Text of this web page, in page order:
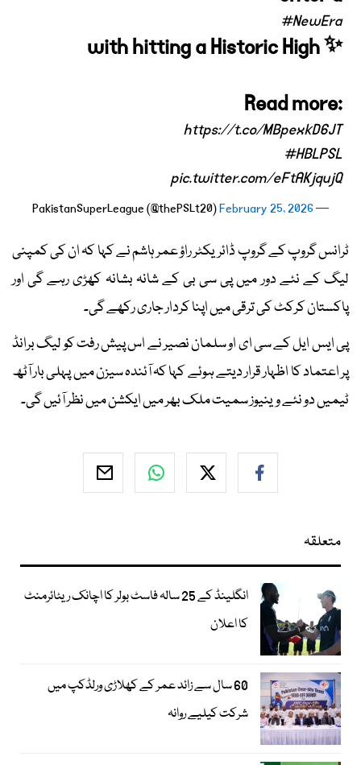
#NewEra
with hitting a Historic High ✨
Read more:
https://t.co/MBpexkD6JT
#HBLPSL
pic.twitter.com/eFtAKjqujQ
— PakistanSuperLeague (@thePSLt20)
February 25, 2026
ٹرانس گروپ کے گروپ ڈائریکٹر راؤ عمر ہاشم نے کہا کہ ان کی کمپنی
لیگ کے نئے دور میں پی سی بی کے شانہ بشانہ کھڑی رہے گی اور
پاکستان کرکٹ کی ترقی میں اپنا کردار جاری رکھے گی۔
پی ایس ایل کے سی ای او سلمان نصیر نے اس پیش رفت کو لیگ برانڈ
پر اعتماد کا اظہار قرار دیتے ہوئے کہا کہ آئندہ سیزن میں پہلی بار آٹھ
ٹیمیں دو نئے وینیوز سمیت ملک بھر میں ایکشن میں نظر آئیں گی۔
متعلقہ
انگلینڈ کے 25 سالہ فاسٹ بولر کا اچانک ریٹائرمنٹ
کا اعلان
60 سال سے زائد عمر کے کھلاڑی ورلڈکپ میں
شرکت کیلیے روانہ